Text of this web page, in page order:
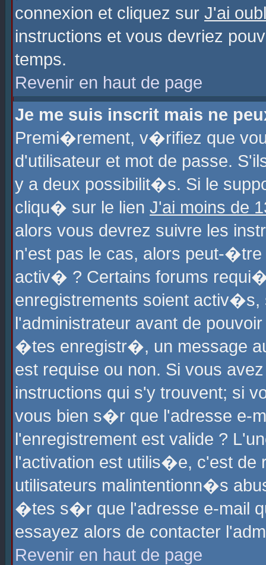
connexion et cliquez sur J'ai
instructions et vous devriez
temps.
Revenir en haut de page
Je me suis inscrit mais ne
Premi�rement, v�rifiez que
d'utilisateur et mot de passe.
y a deux possibilit�s. Si le
cliqu� sur le lien J'ai moins de
alors vous devrez suivre les
n'est pas le cas, alors peut-
activ� ? Certains forums
enregistrements soient
l'administrateur avant de
�tes enregistr�, un message
est requise ou non. Si vous
instructions qui s'y trouvent; si
vous bien s�r que l'adresse e-
l'enregistrement est valide ?
l'activation est utilis�e, c'est
utilisateurs malintentionn�s
�tes s�r que l'adresse e-mail
essayez alors de contacter
Revenir en haut de page